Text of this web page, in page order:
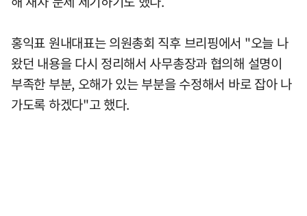
홍익표 원내대표는 의원총회 직후 브리핑에서 "오늘 나
왔던 내용을 다시 정리해서 사무총장과 협의해 설명이
부족한 부분, 오해가 있는 부분을 수정해서 바로 잡아 나
가도록 하겠다"고 했다.